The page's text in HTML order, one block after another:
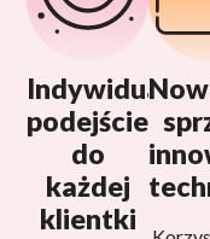
Indywidualne
podejście
do
każdej
klientki